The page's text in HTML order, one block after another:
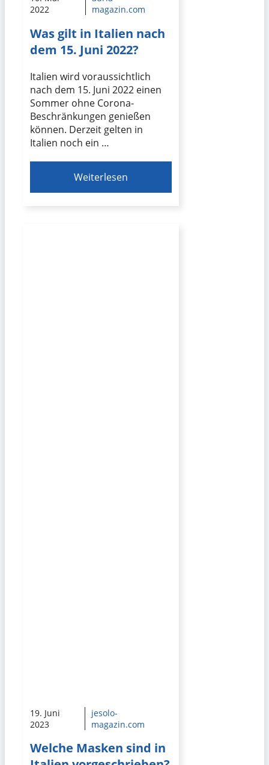
2022
magazin.com
Was gilt in Italien nach
dem 15. Juni 2022?
Italien wird voraussichtlich
nach dem 15. Juni 2022 einen
Sommer ohne Corona-
Beschränkungen genießen
können. Derzeit gelten in
Italien noch ein …
Weiterlesen
19. Juni
2023
jesolo-
magazin.com
Welche Masken sind in